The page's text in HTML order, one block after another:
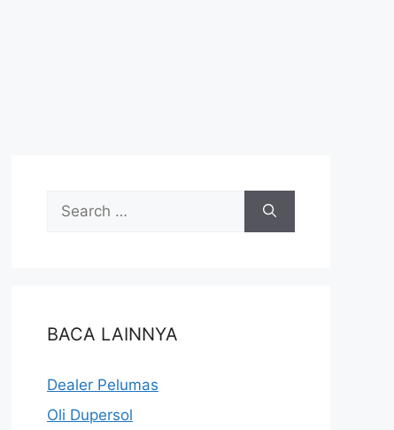
BACA LAINNYA
Dealer Pelumas
Oli Dupersol